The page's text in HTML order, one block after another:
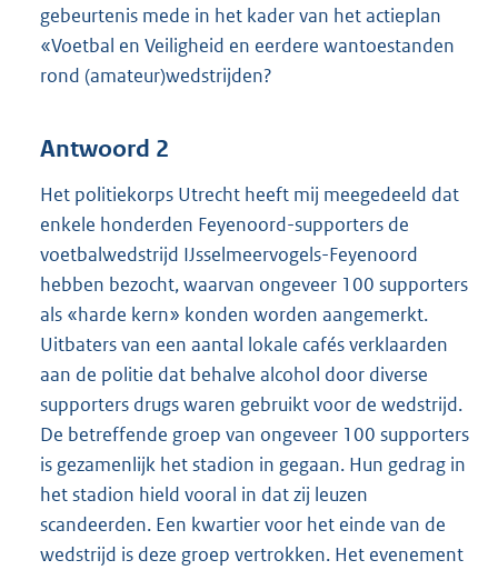
gebeurtenis mede in het kader van het actieplan
«Voetbal en Veiligheid en eerdere wantoestanden
rond (amateur)wedstrijden?
Antwoord 2
Het politiekorps Utrecht heeft mij meegedeeld dat
enkele honderden Feyenoord-supporters de
voetbalwedstrijd IJsselmeervogels-Feyenoord
hebben bezocht, waarvan ongeveer 100 supporters
als «harde kern» konden worden aangemerkt.
Uitbaters van een aantal lokale cafés verklaarden
aan de politie dat behalve alcohol door diverse
supporters drugs waren gebruikt voor de wedstrijd.
De betreffende groep van ongeveer 100 supporters
is gezamenlijk het stadion in gegaan. Hun gedrag in
het stadion hield vooral in dat zij leuzen
scandeerden. Een kwartier voor het einde van de
wedstrijd is deze groep vertrokken. Het evenement